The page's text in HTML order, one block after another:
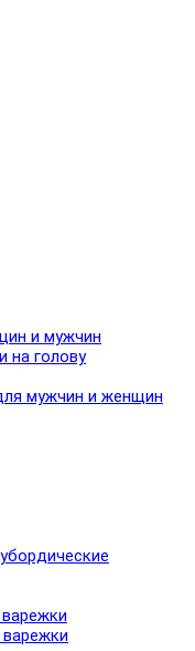
и мужчин
на голову
мужчин и женщин